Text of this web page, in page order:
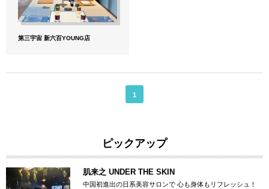
第三宇宙 新六百YOUNG店
1
ピックアップ
肌来之 UNDER THE SKIN
中国初進出の日系美容サロンで 心も身体もリフレッシュ！